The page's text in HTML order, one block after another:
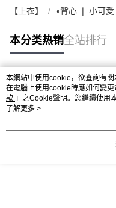
【上衣】 ◖背心 ❘ 小可愛
本分类热销全站排行
热门标签
本網站中使用cookie，欲查詢有
在電腦上使用cookie時應如何變
款 」之Cookie聲明。您繼續使用
之Cookie聲明使用cookie。
了解更多 >